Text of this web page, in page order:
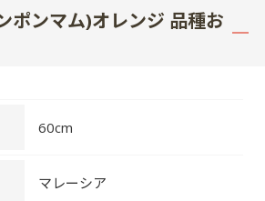
ポンマム)オレンジ 品種お
60cm
マレーシア